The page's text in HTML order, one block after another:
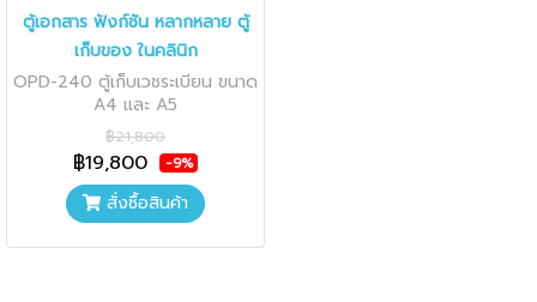
ตู้เอกสาร ฟังก์ชัน หลากหลาย ตู้
เก็บของ ในคลินิก
OPD-240 ตู้เก็บเวชระเบียน ขนาด
A4 และ A5
฿21,800
฿19,800 -9%
สั่งซื้อสินค้า